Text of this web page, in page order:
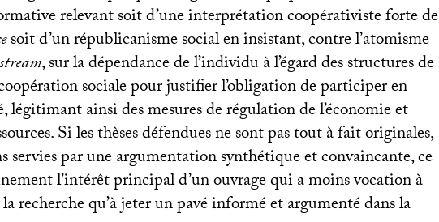
relevant soit d’une interprétation coopérativiste forte de
soit d’un républicanisme social en insistant, contre l’atomisme
, sur la dépendance de l’individu à l’égard des structures de
sociale pour justifier l’obligation de participer en
légitimant ainsi des mesures de régulation de l’économie et
Si les thèses défendues ne sont pas tout à fait originales,
servies par une argumentation synthétique et convaincante, ce
l’intérêt principal d’un ouvrage qui a moins vocation à
recherche qu’à jeter un pavé informé et argumenté dans la